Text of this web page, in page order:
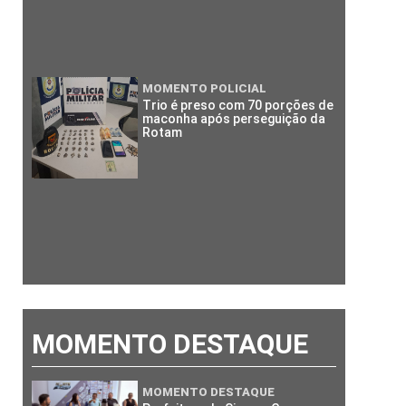
MOMENTO POLICIAL
Trio é preso com 70 porções de
maconha após perseguição da
Rotam
MOMENTO DESTAQUE
MOMENTO DESTAQUE